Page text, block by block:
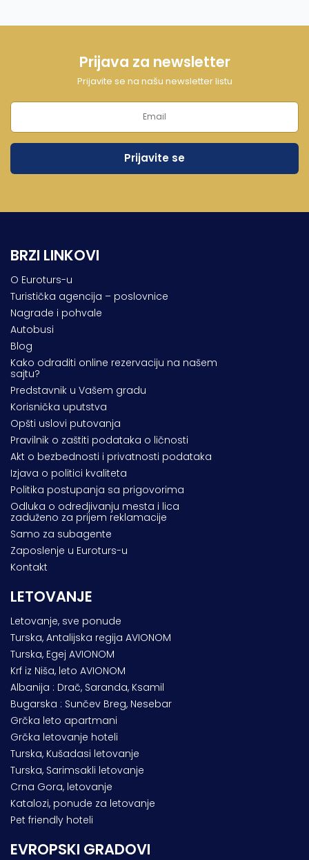
Prijava za newsletter
Prijavite se na našu newsletter listu
BRZI LINKOVI
O Euroturs-u
Turistička agencija – poslovnice
Nagrade i pohvale
Autobusi
Blog
Kako odraditi online rezervaciju na našem
sajtu?
Predstavnik u Vašem gradu
Korisnička uputstva
Opšti uslovi putovanja
Pravilnik o zaštiti podataka o ličnosti
Akt o bezbednosti i privatnosti podataka
Izjava o politici kvaliteta
Politika postupanja sa prigovorima
Odluka o odredjivanju mesta i lica
zaduženo za prijem reklamacije
Samo za subagente
Zaposlenje u Euroturs-u
Kontakt
LETOVANJE
Letovanje, sve ponude
Turska, Antalijska regija AVIONOM
Turska, Egej AVIONOM
Krf iz Niša, leto AVIONOM
Albanija : Drač, Saranda, Ksamil
Bugarska : Sunčev Breg, Nesebar
Grčka leto apartmani
Grčka letovanje hoteli
Turska, Kušadasi letovanje
Turska, Sarimsakli letovanje
Crna Gora, letovanje
Katalozi, ponude za letovanje
Pet friendly hoteli
EVROPSKI GRADOVI